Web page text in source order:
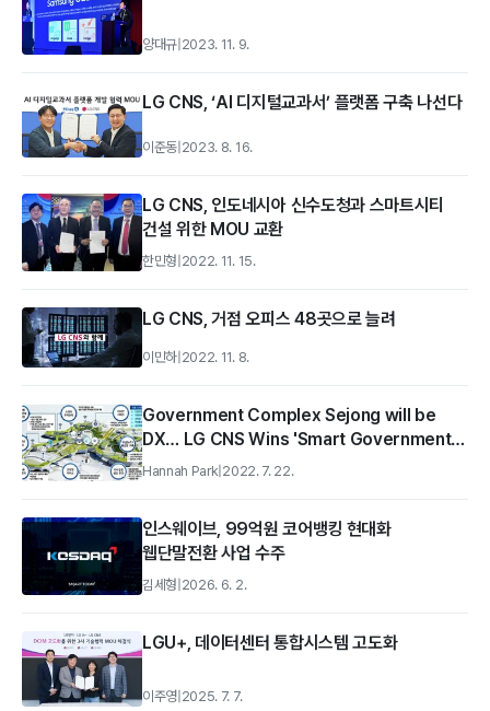
양대규 2023. 11. 9.
LG CNS, ‘AI 디지털교과서’ 플랫폼 구축 나선다
이준동 2023. 8. 16.
LG CNS, 인도네시아 신수도청과 스마트시티
건설 위한 MOU 교환
한민형 2022. 11. 15.
LG CNS, 거점 오피스 48곳으로 늘려
이민하|2022. 11. 8.
Government Complex Sejong will be
DX… LG CNS Wins 'Smart Government
Complex Construction Project'
Hannah Park|2022. 7. 22.
인스웨이브, 99억원 코어뱅킹 현대화
웹단말전환 사업 수주
김세형|2026. 6. 2.
LGU+, 데이터센터 통합시스템 고도화
이주영 2025. 7. 7.